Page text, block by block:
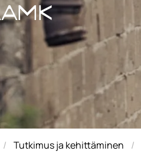
Tutkimus ja kehittäminen